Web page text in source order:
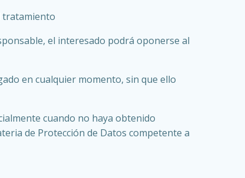
tratamiento
el interesado podrá oponerse al
en cualquier momento, sin que ello
cuando no haya obtenido
de Protección de Datos competente a